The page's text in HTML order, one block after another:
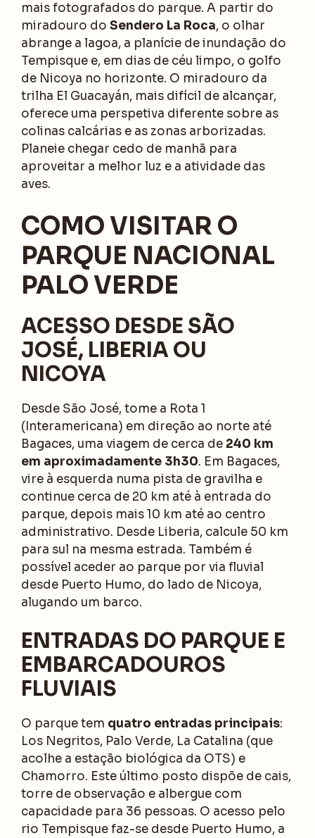
mais fotografados do parque. A partir do
miradouro do Sendero La Roca, o olhar
abrange a lagoa, a planície de inundação do
Tempisque e, em dias de céu limpo, o golfo
de Nicoya no horizonte. O miradouro da
trilha El Guacayán, mais difícil de alcançar,
oferece uma perspetiva diferente sobre as
colinas calcárias e as zonas arborizadas.
Planeie chegar cedo de manhã para
aproveitar a melhor luz e a atividade das
aves.
COMO VISITAR O
PARQUE NACIONAL
PALO VERDE
ACESSO DESDE SÃO
JOSÉ, LIBERIA OU
NICOYA
Desde São José, tome a Rota 1
(Interamericana) em direção ao norte até
Bagaces, uma viagem de cerca de 240 km
em aproximadamente 3h30. Em Bagaces,
vire à esquerda numa pista de gravilha e
continue cerca de 20 km até à entrada do
parque, depois mais 10 km até ao centro
administrativo. Desde Liberia, calcule 50 km
para sul na mesma estrada. Também é
possível aceder ao parque por via fluvial
desde Puerto Humo, do lado de Nicoya,
alugando um barco.
ENTRADAS DO PARQUE E
EMBARCADOUROS
FLUVIAIS
O parque tem quatro entradas principais:
Los Negritos, Palo Verde, La Catalina (que
acolhe a estação biológica da OTS) e
Chamorro. Este último posto dispõe de cais,
torre de observação e albergue com
capacidade para 36 pessoas. O acesso pelo
rio Tempisque faz-se desde Puerto Humo, a